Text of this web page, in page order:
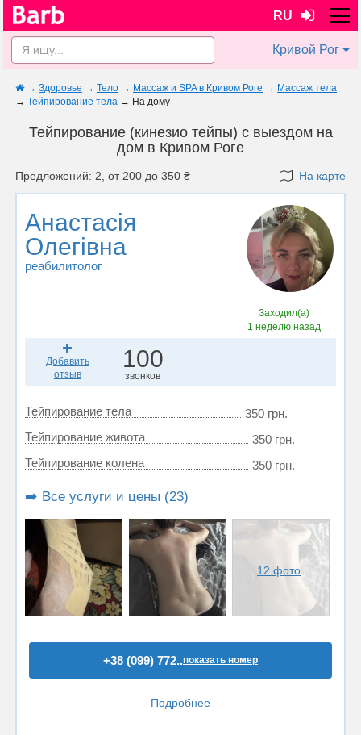
RU
Кривой Рог
→ Здоровье → Тело → Массаж и SPA в Кривом Роге → Массаж тела
→ Тейпирование тела → На дому
Тейпирование (кинезио тейпы) с выездом на
дом в Кривом Роге
Предложений: 2, от 200 до 350 ₴ На карте
Анастасія
Олегівна
реабилитолог
Заходил(а)
1 неделю назад
Добавить
отзыв
100
звонков
Тейпирование тела
350 грн.
Тейпирование живота
350 грн.
Тейпирование колена
350 грн.
➡️ Все услуги и цены (23)
12 фото
+38 (099) 772..показать номер
Подробнее